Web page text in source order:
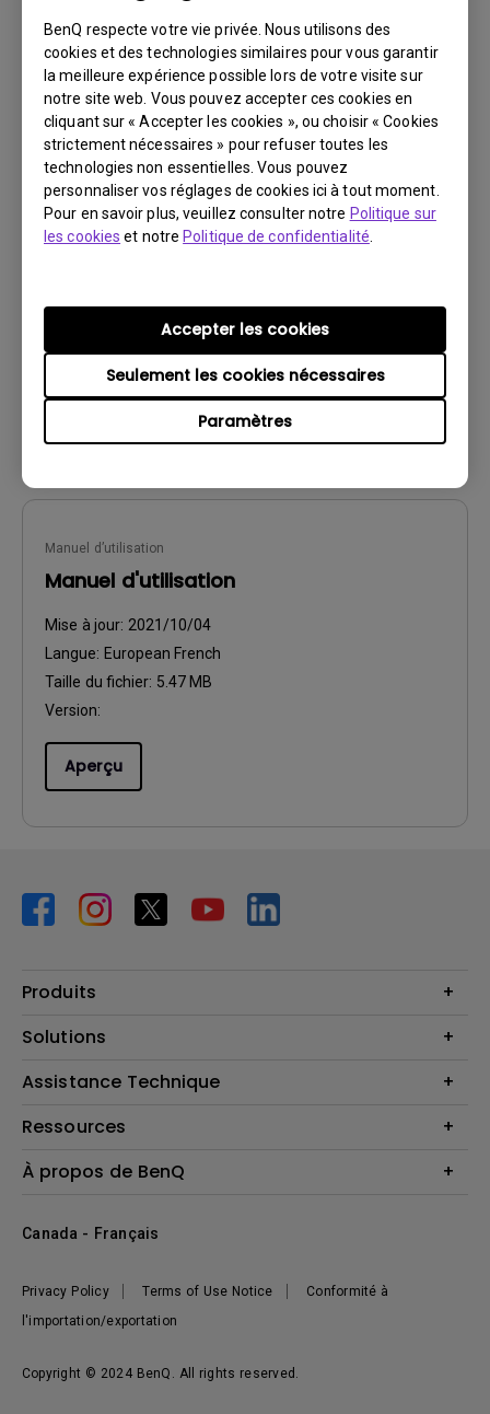
BenQ respecte votre vie privée. Nous utilisons des
cookies et des technologies similaires pour vous garantir
la meilleure expérience possible lors de votre visite sur
notre site web. Vous pouvez accepter ces cookies en
cliquant sur « Accepter les cookies », ou choisir « Cookies
strictement nécessaires » pour refuser toutes les
technologies non essentielles. Vous pouvez
personnaliser vos réglages de cookies ici à tout moment.
Pour en savoir plus, veuillez consulter notre Politique sur
les cookies et notre Politique de confidentialité
Paramètres
Seulement les cookies nécessaires
Accepter les cookies
Aperçu
Manuel d’utilisation
User Manual
Langue:English
5.72 MB
Version:
Manuel d’utilisation
Manuel d'utilisation
Mise à jour: 2021/10/04
Langue: European French
Taille du fichier: 5.47 MB
Version:
Aperçu
Produits
Vidéoprojecteurs
Éclairage
Haut-parleur
Solutions
Business Display
Assistance Technique
Contactez-nous
Recycling
Ressources
Centre de connaissances
À propos de BenQ
Développement durable
Copyright © 2024 BenQ. All rights reserved.
Privacy Policy Terms of Use Notice
Conformité à
l'importation/exportation
Canada - Français